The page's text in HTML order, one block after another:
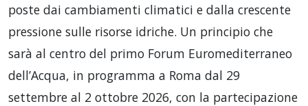
poste dai cambiamenti climatici e dalla crescente
pressione sulle risorse idriche. Un principio che
sarà al centro del primo Forum Euromediterraneo
dell’Acqua, in programma a Roma dal 29
settembre al 2 ottobre 2026, con la partecipazione